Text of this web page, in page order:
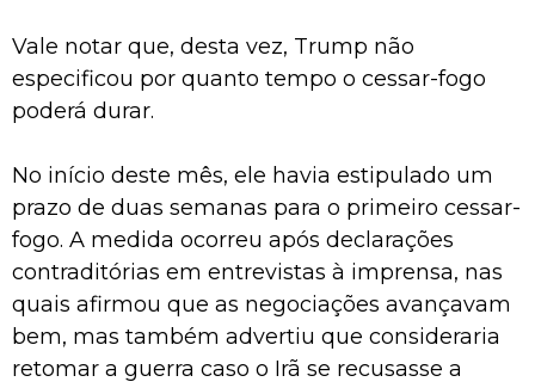
Vale notar que, desta vez, Trump não
especificou por quanto tempo o cessar-fogo
poderá durar.
No início deste mês, ele havia estipulado um
prazo de duas semanas para o primeiro cessar-
fogo. A medida ocorreu após declarações
contraditórias em entrevistas à imprensa, nas
quais afirmou que as negociações avançavam
bem, mas também advertiu que consideraria
retomar a guerra caso o Irã se recusasse a